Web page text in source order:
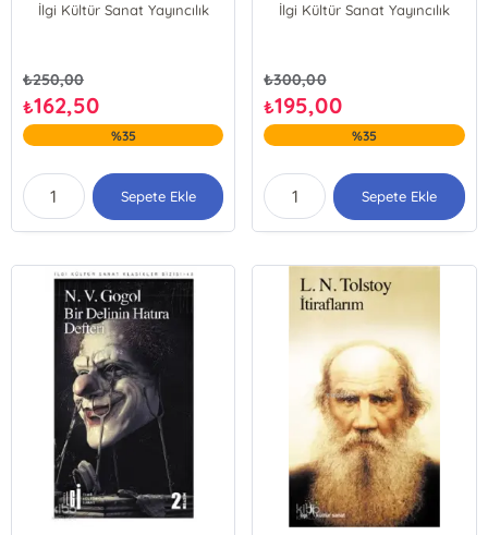
İlgi Kültür Sanat Yayıncılık
₺250,00
₺162,50
%35
Sepete Ekle
İlgi Kültür Sanat Yayıncılık
₺300,00
₺195,00
%35
Sepete Ekle